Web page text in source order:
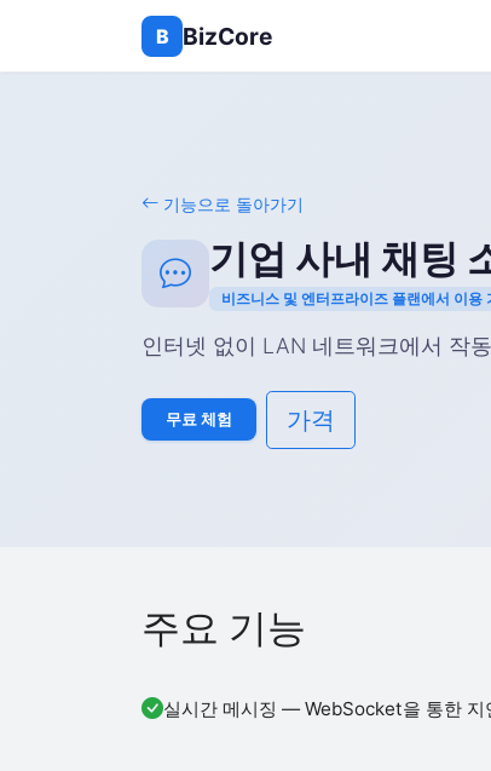
B BizCore
기능으로 돌아가기
기업 사내 채팅
비즈니스 및 엔터프라이즈 플랜에서 이용
인터넷 없이 LAN 네트워크에서 작
무료 체험 가격
주요 기능
실시간 메시징 — WebSocket을 통한 지